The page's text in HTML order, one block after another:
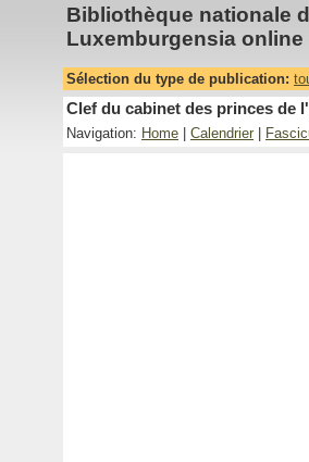
Bibliothèque nationale
Luxemburgensia online
Sélection du type de publication:
Clef du cabinet des princes de
Navigation: Home Calendrier